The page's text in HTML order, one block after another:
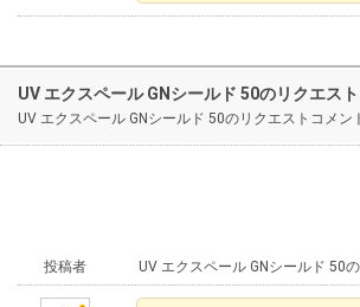
UV エクスペール GNシールド 50のリクエス
UV エクスペール GNシールド 50のリクエストコメ
投稿者 UV エクスペール GNシールド 50